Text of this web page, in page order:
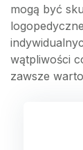
mogą być
wątpliwości
zawsze